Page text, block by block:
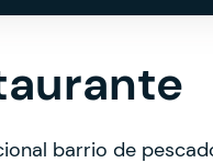
barrio de